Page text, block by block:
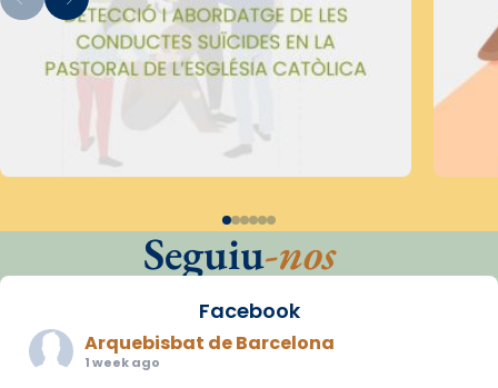
Seguiu-nos
Facebook
Arquebisbat de Barcelona
1 week ago